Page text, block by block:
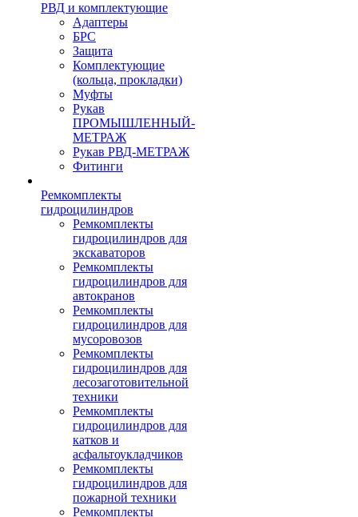
РВД и комплектующие
Адаптеры
БРС
Защита
Комплектующие
(кольца, прокладки)
Муфты
Рукав
ПРОМЫШЛЕННЫЙ-
МЕТРАЖ
Рукав РВД-МЕТРАЖ
Фитинги
Ремкомплекты
гидроцилиндров
Ремкомплекты
гидроцилиндров для
экскаваторов
Ремкомплекты
гидроцилиндров для
автокранов
Ремкомплекты
гидроцилиндров для
мусоровозов
Ремкомплекты
гидроцилиндров для
лесозаготовительной
техники
Ремкомплекты
гидроцилиндров для
катков и
асфальтоукладчиков
Ремкомплекты
гидроцилиндров для
пожарной техники
Ремкомплекты